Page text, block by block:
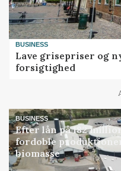
BUSINESS
Lave grisepriser og
forsigtighed
BUSINESS
Efter lån på 182
fordoble
biomasse